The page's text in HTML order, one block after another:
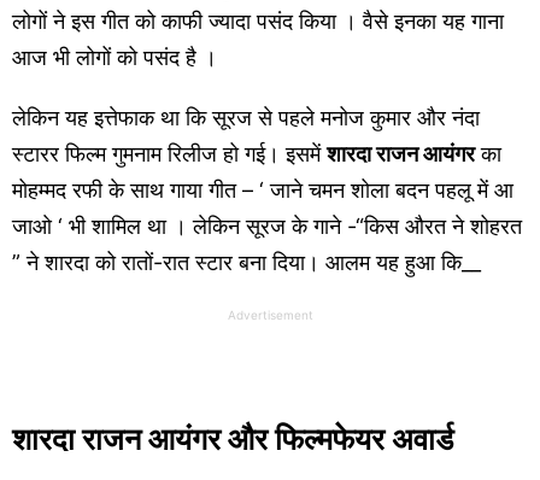
लोगों ने इस गीत को काफी ज्यादा पसंद किया । वैसे इनका यह गाना
आज भी लोगों को पसंद है ।
लेकिन यह इत्तेफाक था कि सूरज से पहले मनोज कुमार और नंदा
स्टारर फिल्म गुमनाम रिलीज हो गई। इसमेंशारदा राजन आयंगरका
मोहम्मद रफी के साथ गाया गीत – ‘ जाने चमन शोला बदन पहलू में आ
जाओ ‘ भी शामिल था । लेकिन सूरज के गाने -“किस औरत ने शोहरत
” ने शारदा को रातों-रात स्टार बना दिया। आलम यह हुआ कि__
Advertisement
शारदा राजन आयंगर और फिल्मफेयर अवार्ड